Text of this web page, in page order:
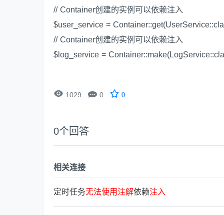
// Container创建的实例可以依赖注入
$user_service =
// Container创建的实例可以依赖注入
$log_service =
 1029  0 0
0个回答
相关连接
定时任务无法使用注解依赖注 入